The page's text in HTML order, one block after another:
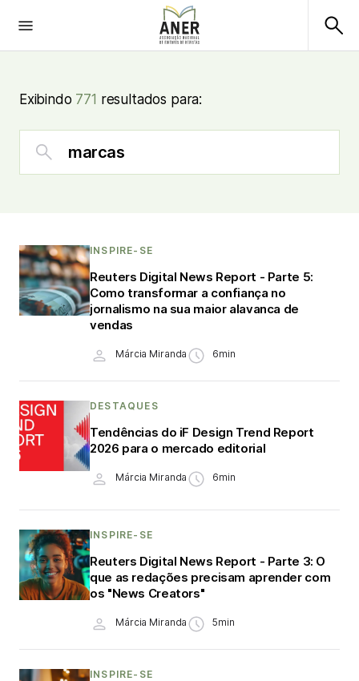
Exibindo 771 resultados para:
INSPIRE-SE
Reuters Digital News Report - Parte 5:
Como transformar a confiança no
jornalismo na sua maior alavanca de
vendas
Márcia Miranda 6min
DESTAQUES
Tendências do iF Design Trend Report
2026 para o mercado editorial
Márcia Miranda 6min
INSPIRE-SE
Reuters Digital News Report - Parte 3: O
que as redações precisam aprender com
os "News Creators"
Márcia Miranda 5min
INSPIRE-SE